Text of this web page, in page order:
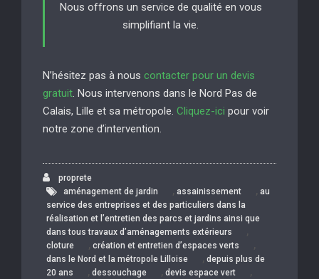
Nous offrons un service de qualité en vous
simplifiant la vie.
N’hésitez pas à nous contacter pour un devis
gratuit. Nous intervenons dans le Nord Pas de
Calais, Lille et sa métropole. Cliquez-ici pour voir
notre zone d’intervention.
proprete
aménagement de jardin
, assainissement , au
service des entreprises et des particuliers dans la
réalisation et l’entretien des parcs et jardins ainsi que
dans tous travaux d’aménagements extérieurs
,
cloture , création et entretien d’espaces verts ,
dans le Nord et la métropole Lilloise , depuis plus de
20 ans
, dessouchage , devis espace vert ,